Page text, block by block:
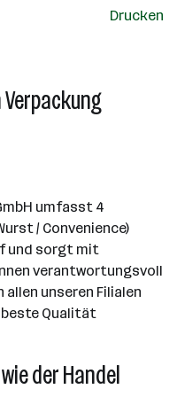
Drucken
umfasst 4
/ Convenience)
und sorgt mit
verantwortungsvoll
allen unseren Filialen
Qualität
der Handel